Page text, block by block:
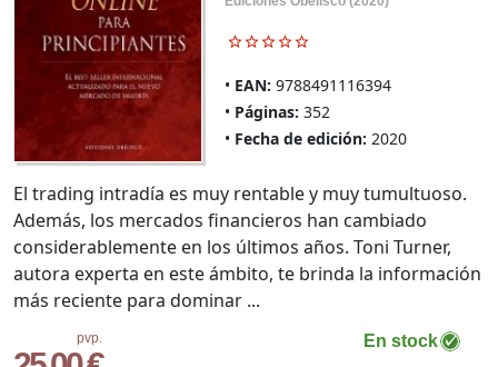
EAN: 9788491116394
Páginas: 352
Fecha de edición: 2020
pvp. En stock
El trading intradía es muy rentable y muy tumultuoso.
Además, los mercados financieros han cambiado
considerablemente en los últimos años. Toni Turner,
autora experta en este ámbito, te brinda la información
más reciente para dominar ...